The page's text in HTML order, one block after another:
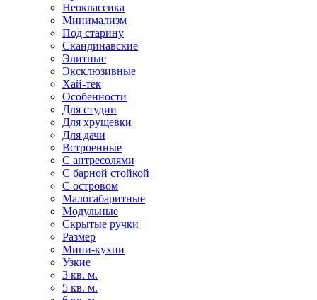
Неоклассика
Минимализм
Под старину
Скандинавские
Элитные
Эксклюзивные
Хай-тек
Особенности
Для студии
Для хрущевки
Для дачи
Встроенные
С антресолями
С барной стойкой
С островом
Малогабаритные
Модульные
Скрытые ручки
Размер
Мини-кухни
Узкие
3 кв. м.
5 кв. м.